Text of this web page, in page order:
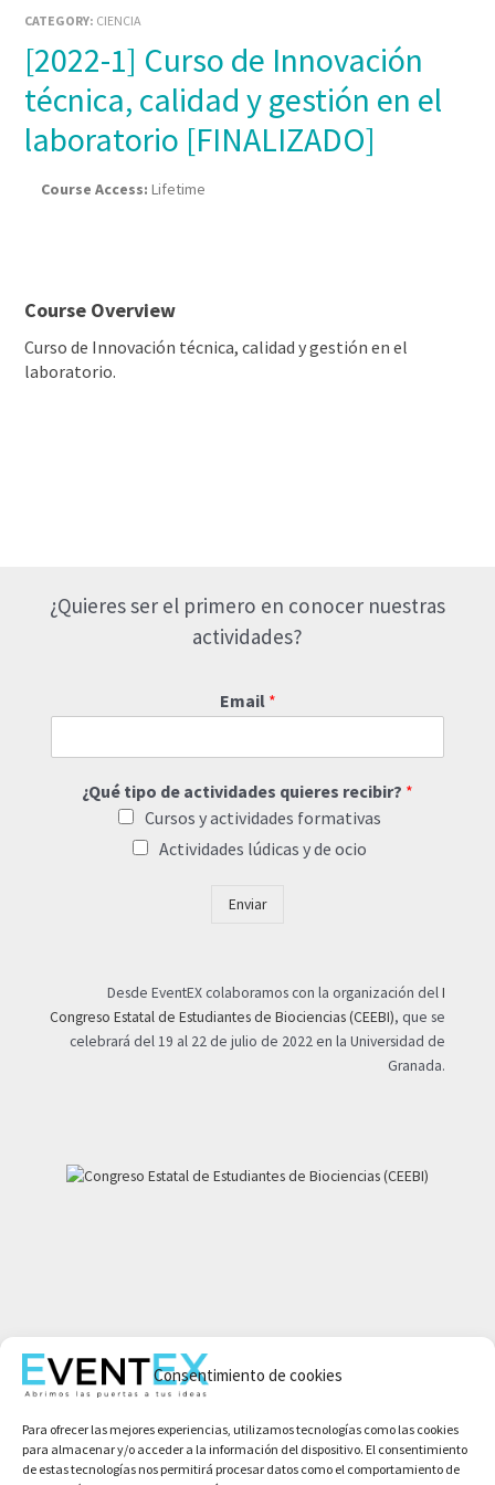
Consentimiento de cookies
Para ofrecer las mejores experiencias, utilizamos tecnologías como las cookies
para almacenar y/o acceder a la información del dispositivo. El consentimiento
de estas tecnologías nos permitirá procesar datos como el comportamiento de
CATEGORY: CIENCIA
[2022-1] Curso de Innovación
técnica, calidad y gestión en el
laboratorio [FINALIZADO]
Course Access:Lifetime
Course Overview
Curso de Innovación técnica, calidad y gestión en el
laboratorio.
¿Quieres ser el primero en conocer nuestras
actividades?
Email *
¿Qué tipo de actividades quieres recibir? *
Cursos y actividades formativas
Actividades lúdicas y de ocio
Enviar
Desde EventEX colaboramos con la organización delI
Congreso Estatal de Estudiantes de Biociencias (CEEBI), que se
celebrará del 19 al 22 de julio de 2022 en la Universidad de
Granada.
Aviso legal
Política de privacidad
Condiciones de compra
Política de cookies